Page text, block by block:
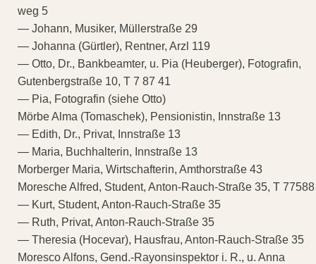
weg 5
— Johann, Musiker, Müllerstraße 29
— Johanna (Gürtler), Rentner, Arzl 119
— Otto, Dr., Bankbeamter, u. Pia (Heuberger), Fotografin,
Gutenbergstraße 10, T 7 87 41
— Pia, Fotografin (siehe Otto)
Mörbe Alma (Tomaschek), Pensionistin, Innstraße 13
— Edith, Dr., Privat, Innstraße 13
— Maria, Buchhalterin, Innstraße 13
Morberger Maria, Wirtschafterin, Amthorstraße 43
Moresche Alfred, Student, Anton-Rauch-Straße 35, T 77588
— Kurt, Student, Anton-Rauch-Straße 35
— Ruth, Privat, Anton-Rauch-Straße 35
— Theresia (Hocevar), Hausfrau, Anton-Rauch-Straße 35
Moresco Alfons, Gend.-Rayonsinspektor i. R., u. Anna